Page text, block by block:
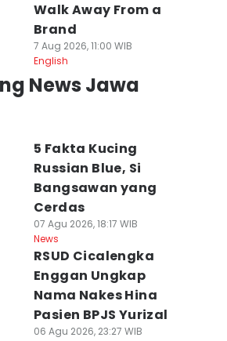
Walk Away From a
Brand
7 Aug 2026, 11:00 WIB
English
News Jawa
5 Fakta Kucing
Russian Blue, Si
Bangsawan yang
Cerdas
07 Agu 2026, 18:17 WIB
News
RSUD Cicalengka
Enggan Ungkap
Nama Nakes Hina
Pasien BPJS Yurizal
06 Agu 2026, 23:27 WIB